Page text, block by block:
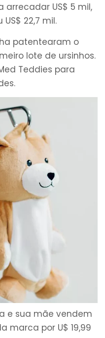
arrecadar US$ 5 mil,
22,7 mil.
patentearam o
lote de ursinhos.
Teddies para
e sua mãe vendem
marca por U$ 19,99